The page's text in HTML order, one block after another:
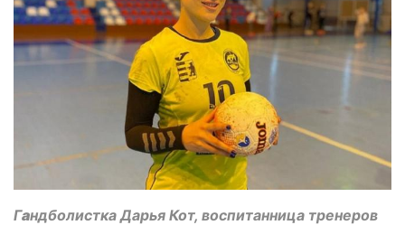
Гандболистка Дарья Кот, воспитанница тренеров